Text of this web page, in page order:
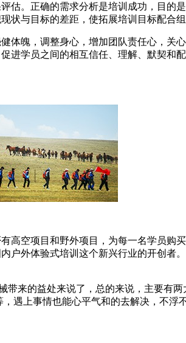
。正确的需求分析是培训成功，目的
与目标的差距，使拓展培训目标配合
体魄，调整身心，增加团队责任心，关
学员之间的相互信任、理解、默契和
空项目和野外项目，为每一名学员购
户外体验式培训这个新兴行业的开创者
来的益处来说了，总的来说，主要有
遇上事情也能心平气和的去解决，不